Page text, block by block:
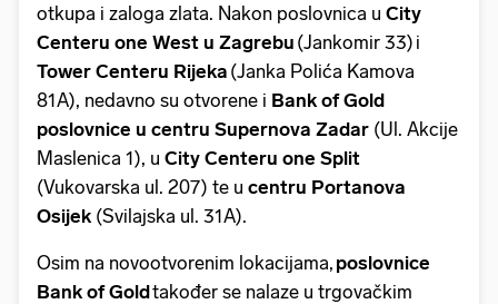
otkupa i zaloga zlata. Nakon poslovnica u City
Centeru one West u Zagrebu (Jankomir 33) i
Tower Centeru Rijeka (Janka Polića Kamova
81A), nedavno su otvorene i Bank of Gold
poslovnice u centru Supernova Zadar (Ul. Akcije
Maslenica 1), u City Centeru one Split
(Vukovarska ul. 207) te u centru Portanova
Osijek (Svilajska ul. 31A).
Osim na novootvorenim lokacijama, poslovnice
Bank of Goldtakođer se nalaze u trgovačkim